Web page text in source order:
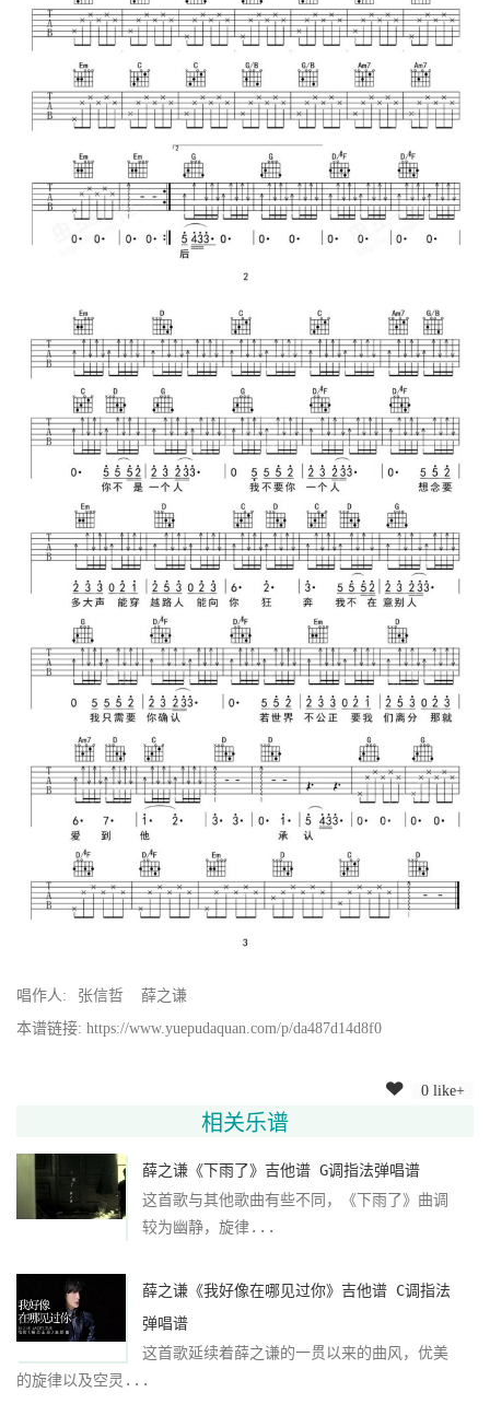
唱作人: 张信哲
薛之谦
本谱链接: https://www.yuepudaquan.com/p/da487d14d8f0
0 like+
相关乐谱
薛之谦《下雨了》吉他谱 G调指法弹唱谱
这首歌与其他歌曲有些不同，《下雨了》曲调
较为幽静，旋律...
薛之谦《我好像在哪见过你》吉他谱 C调指法
弹唱谱
这首歌延续着薛之谦的一贯以来的曲风，优美
的旋律以及空灵...